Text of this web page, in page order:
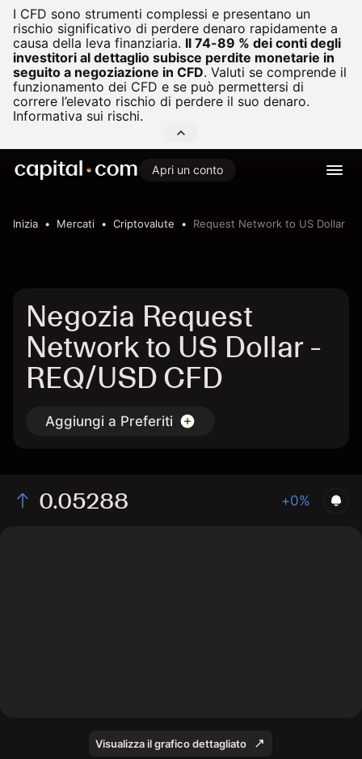
I CFD sono strumenti complessi e presentano un
rischio significativo di perdere denaro rapidamente a
causa della leva finanziaria. Il 74-89 % dei conti degli
investitori al dettaglio subisce perdite monetarie in
seguito a negoziazione in CFD. Valuti se comprende il
funzionamento dei CFD e se può permettersi di
correre l’elevato rischio di perdere il suo denaro.
Informativa sui rischi.
Apri un conto
Inizia Mercati Criptovalute Request Network to US Dollar
Negozia Request
Network to US Dollar -
REQ/USD CFD
Aggiungi a Preferiti
0.05288 +0%
Visualizza il grafico dettagliato